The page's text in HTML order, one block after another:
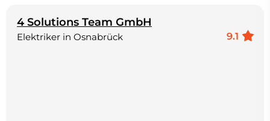
4 Solutions Team GmbH
9.1
Elektriker in Osnabrück